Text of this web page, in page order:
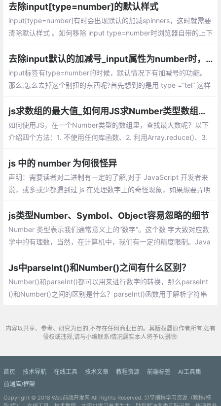
对于NaN或可转成NaN的值返回false。
去除input[type=number]的默认样式
input[type=number]有时会出现默认的加减spinners，这时就需要
清除默认样式 。如何移除 input type=number时浏览器自带的上下
去除input默认的加减号_input属性为number时，如何去掉+、-号？
input标签有type=number的时候，默认情况下有加减号的功能。
那么,怎么去掉这个别扭的东西呢?首先想到的是用 type =”tel” 这样
改样式应该怎么做呢?
js求数组的最大值_如何用JS求Number类型数组中最大元素？
如何使用JS，在一个Number类型的数组里，查找最大数呢？以下
介绍四个方法：1. 不使用任何库函数、2. 利用Array.reduce()、3.
js 中的 number 为何很怪异
声明：需要读者对二进制有一定的了解,对于 JavaScript 开发者来
说，或多或少都遇到过 js 在处理数字上的奇怪现象，如果想要弄明
编码数字的。
js类型Number、Symbol、Object容易忽略的细节
Number 类型表示我们通常意义上的“数字”。这个数 字大致对应数
学中的有理数，当然，在计算机中，我们有一定的精度限制。Java
2^53+3) 个值。
Js中parseInt()和Number()之间有什么区别？
Number()和parseInt()都可以用来进行数字的转换，那么parseInt
()和Number()之间的区别是什么？parseInt()函数用于解析字符串
基数。
内容以共享、参考、研究为目的,不存在任何商业目的。其版权属原作者所有,如有
侵权或违规,请与小编联系!情况属实本人将予以删除!
首页 技术导航 在线工具 技术文章 教程资源 前端标签
AI工具集
前端库/框架